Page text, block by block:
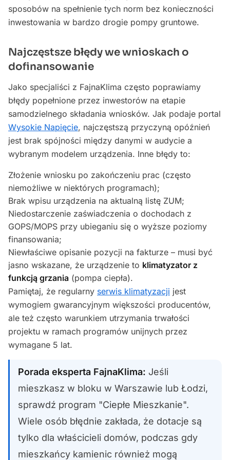
sposobów na spełnienie tych norm bez konieczności
inwestowania w bardzo drogie pompy gruntowe.
Najczęstsze błędy we wnioskach o
dofinansowanie
Jako specjaliści z FajnaKlima często poprawiamy
błędy popełnione przez inwestorów na etapie
samodzielnego składania wniosków. Jak podaje portal
Wysokie Napięcie, najczęstszą przyczyną opóźnień
jest brak spójności między danymi w audycie a
wybranym modelem urządzenia. Inne błędy to:
Złożenie wniosku po zakończeniu prac (często
niemożliwe w niektórych programach);
Brak wpisu urządzenia na aktualną listę ZUM;
Niedostarczenie zaświadczenia o dochodach z
GOPS/MOPS przy ubieganiu się o wyższe poziomy
finansowania;
Niewłaściwe opisanie pozycji na fakturze – musi być
jasno wskazane, że urządzenie to klimatyzator z
funkcją grzania (pompa ciepła).
Pamiętaj, że regularny serwis klimatyzacji jest
wymogiem gwarancyjnym większości producentów,
ale też często warunkiem utrzymania trwałości
projektu w ramach programów unijnych przez
wymagane 5 lat.
Porada eksperta FajnaKlima: Jeśli
mieszkasz w bloku w Warszawie lub Łodzi,
sprawdź program "Ciepłe Mieszkanie".
Wiele osób błędnie zakłada, że dotacje są
tylko dla właścicieli domów, podczas gdy
mieszkańcy kamienic również mogą